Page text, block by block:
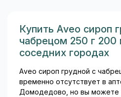
наиболее удобных
безопасных бета-
блокаторов в
кардиологической
Купить Aveo сироп
чабрецом 250 г
соседних городах
Aveo сироп грудной с
временно отсутствует в
Домодедово, но вы можете